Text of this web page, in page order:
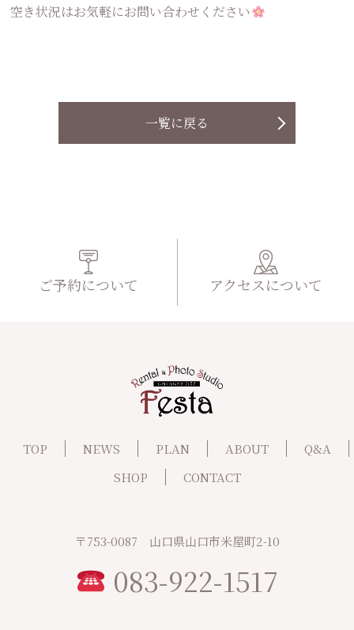
空き状況はお気軽にお問い合わせください
一覧に戻る
ご予約について アクセスについて
TOP NEWS PLAN ABOUT
Q&A
SHOP
CONTACT
〒753-0087 山口県山口市米屋町2-10
083-922-1517